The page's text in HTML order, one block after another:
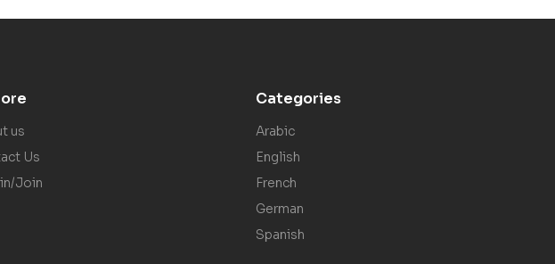
us
Us
Join
Categories
Arabic
English
French
German
Spanish